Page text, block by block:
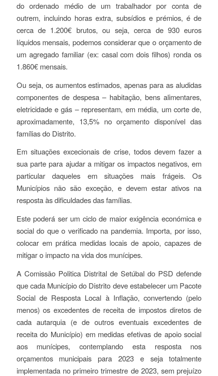
do ordenado médio de um trabalhador por conta de
outrem, incluindo horas extra, subsídios e prémios, é de
cerca de 1.200€ brutos, ou seja, cerca de 930 euros
líquidos mensais, podemos considerar que o orçamento de
um agregado familiar (ex: casal com dois filhos) ronda os
1.860€ mensais.
Ou seja, os aumentos estimados, apenas para as aludidas
componentes de despesa – habitação, bens alimentares,
eletricidade e gás – representam, em média, um corte de,
aproximadamente, 13,5% no orçamento disponível das
famílias do Distrito.
Em situações excecionais de crise, todos devem fazer a
sua parte para ajudar a mitigar os impactos negativos, em
particular daqueles em situações mais frágeis. Os
Municípios não são exceção, e devem estar ativos na
resposta às dificuldades das famílias.
Este poderá ser um ciclo de maior exigência económica e
social do que o verificado na pandemia. Importa, por isso,
colocar em prática medidas locais de apoio, capazes de
mitigar o impacto na vida dos munícipes.
A Comissão Politica Distrital de Setúbal do PSD defende
que cada Município do Distrito deve estabelecer um Pacote
Social de Resposta Local à Inflação, convertendo (pelo
menos) os excedentes de receita de impostos diretos de
cada autarquia (e de outros eventuais excedentes de
receita do Município) em medidas efetivas de apoio social
aos munícipes, contemplando esta resposta nos
orçamentos municipais para 2023 e seja totalmente
implementada no primeiro trimestre de 2023, sem prejuízo